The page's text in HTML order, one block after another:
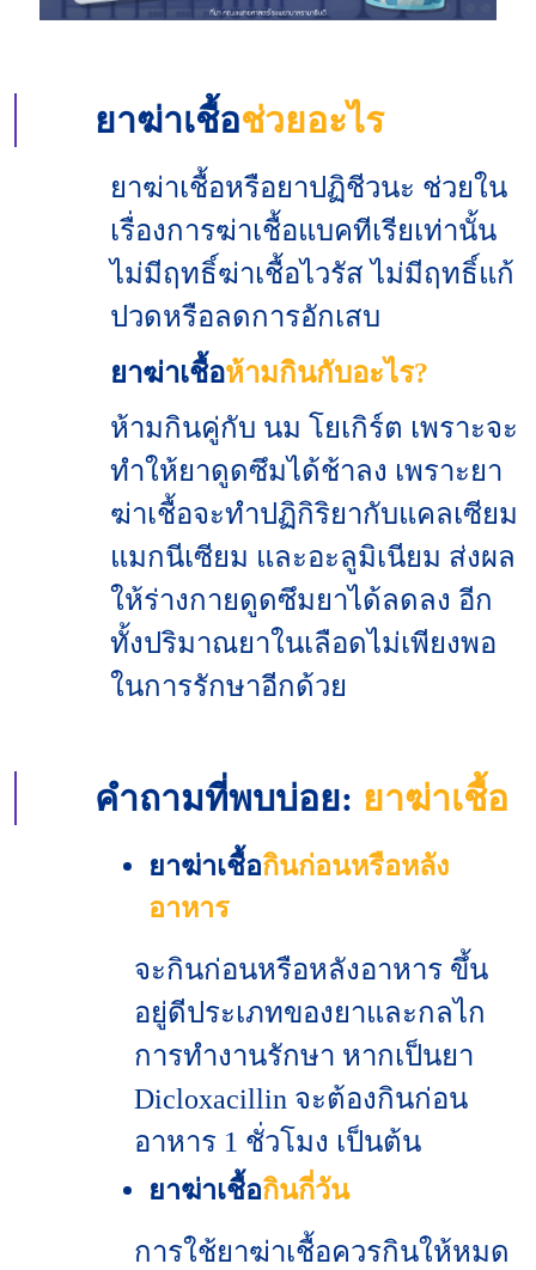
ยาฆ่าเชื้อช่วยอะไร
ยาฆ่าเชื้อหรือยาปฏิชีวนะ ช่วยใน
เรื่องการฆ่าเชื้อแบคทีเรียเท่านั้น
ไม่มีฤทธิ์ฆ่าเชื้อไวรัส ไม่มีฤทธิ์แก้
ปวดหรือลดการอักเสบ
ยาฆ่าเชื้อห้ามกินกับอะไร?
ห้ามกินคู่กับ นม โยเกิร์ต เพราะจะ
ทำให้ยาดูดซึมได้ช้าลง เพราะยา
ฆ่าเชื้อจะทำปฏิกิริยากับแคลเซียม
แมกนีเซียม และอะลูมิเนียม ส่งผล
ให้ร่างกายดูดซึมยาได้ลดลง อีก
ทั้งปริมาณยาในเลือดไม่เพียงพอ
ในการรักษาอีกด้วย
คำถามที่พบบ่อย: ยาฆ่าเชื้อ
ยาฆ่าเชื้อกินก่อนหรือหลัง
อาหาร
จะกินก่อนหรือหลังอาหาร ขึ้น
อยู่ดีประเภทของยาและกลไก
การทำงานรักษา หากเป็นยา
Dicloxacillin จะต้องกินก่อน
อาหาร 1 ชั่วโมง เป็นต้น
ยาฆ่าเชื้อกินกี่วัน
การใช้ยาฆ่าเชื้อควรกินให้หมด